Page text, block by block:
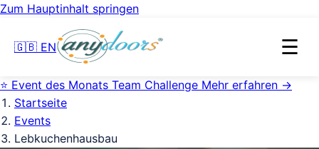
Zum Hauptinhalt springen
🇬🇧 EN ☰
⭐ Event des Monats Team Challenge Mehr erfahren →
Startseite
Events
Lebkuchenhausbau